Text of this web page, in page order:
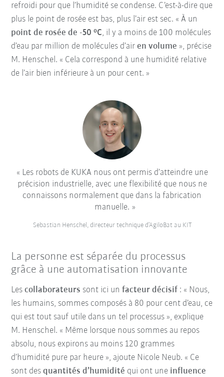
refroidi pour que l’humidité se condense. C’est-à-dire que
plus le point de rosée est bas, plus l’air est sec. « À un
point de rosée de -50 °C, il y a moins de 100 molécules
d’eau par million de molécules d’airen volume », précise
M. Henschel. « Cela correspond à une humidité relative
de l’air bien inférieure à un pour cent. »
Les robots de KUKA nous ont permis d’atteindre une
précision industrielle, avec une flexibilité que nous ne
connaissons normalement que dans la fabrication
manuelle.
Sebastian Henschel, directeur technique d’AgiloBat au KIT
La personne est séparée du processus
grâce à une automatisation innovante
Lescollaborateurs sont ici unfacteur décisif : « Nous,
les humains, sommes composés à 80 pour cent d’eau, ce
qui est tout sauf utile dans un tel processus », explique
M. Henschel. « Même lorsque nous sommes au repos
absolu, nous expirons au moins 120 grammes
d’humidité pure par heure », ajoute Nicole Neub. « Ce
sont desquantités d’humidité qui ont une influence